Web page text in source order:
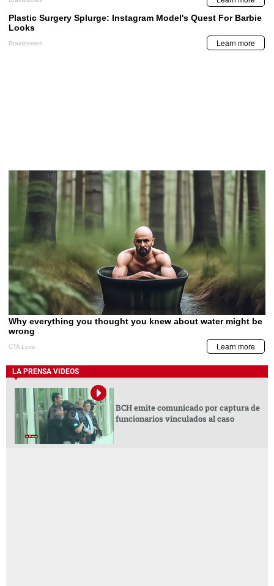
LA PRENSA VIDEOS
BCH emite comunicado por captura de
funcionarios vinculados al caso